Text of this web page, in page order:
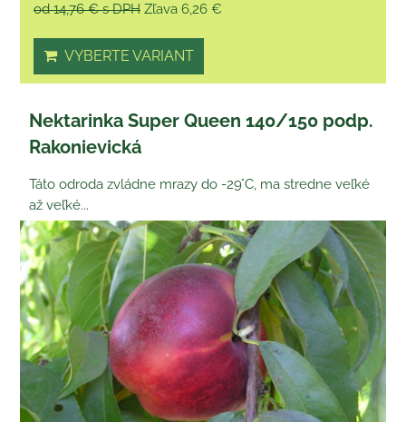
od 14,76 €s DPH Zľava 6,26 €
VYBERTE VARIANT
Nektarinka Super Queen 140/150 podp.
Rakonievická
Táto odroda zvládne mrazy do -29°C, ma stredne veľké
až veľké...